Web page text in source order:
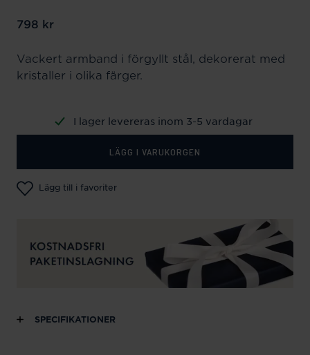
Pris :798 kr
798 kr
Vackert armband i förgyllt stål, dekorerat med
kristaller i olika färger.
I lager levereras inom 3-5 vardagar
LÄGG I VARUKORGEN
Lägg till i favoriter
SPECIFIKATIONER